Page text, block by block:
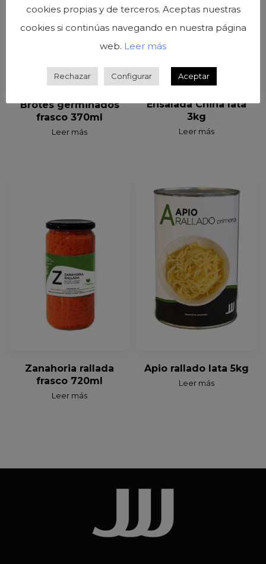
Brotes germinados
frasco 370ml
Leer más
Ensalada China lata
3kg
Leer más
Zanahoria rallada
frasco 720ml
Leer más
Apio rallado lata 5kg
Leer más
cookies propias y de terceros. Aceptas nuestras
cookies si continúas navegando en nuestra página
web. Leer más
Rechazar Configurar Aceptar